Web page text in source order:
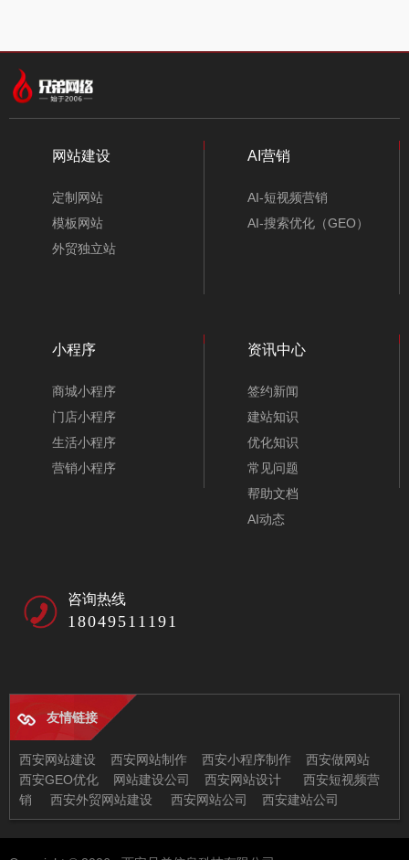
网站建设
定制网站
模板网站
外贸独立站
AI营销
AI-短视频营销
AI-搜索优化（GEO）
小程序
商城小程序
门店小程序
生活小程序
营销小程序
资讯中心
签约新闻
建站知识
优化知识
常见问题
帮助文档
AI动态
咨询热线
18049511191
友情链接
西安网站建设 西安网站制作 西安小程序制作
西安做网站
西安GEO优化
网站建设公司 西安网站设计
西安短视频营
销
西安外贸网站建设 西安网站公司 西安建站公司